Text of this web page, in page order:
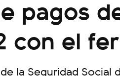
pagos
con el
la Seguridad Social